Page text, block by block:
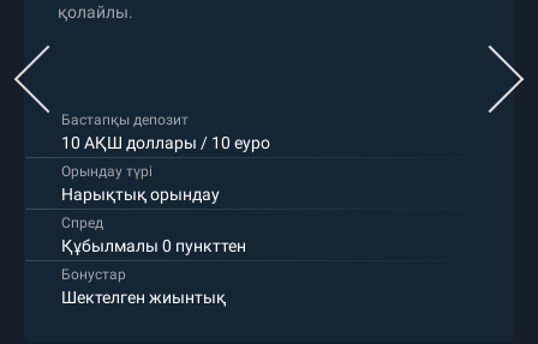
қолайлы.
Бастапқы депозит
10 АҚШ доллары / 10 еуро
Орындау түрі
Нарықтық орындау
Спред
Құбылмалы 0 пункттен
Бонустар
Шектелген жиынтық